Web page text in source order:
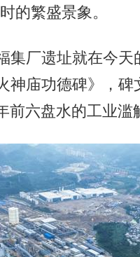
的繁盛景象。
厂遗址就在今天
神庙功德碑》，碑
前六盘水的工业滥